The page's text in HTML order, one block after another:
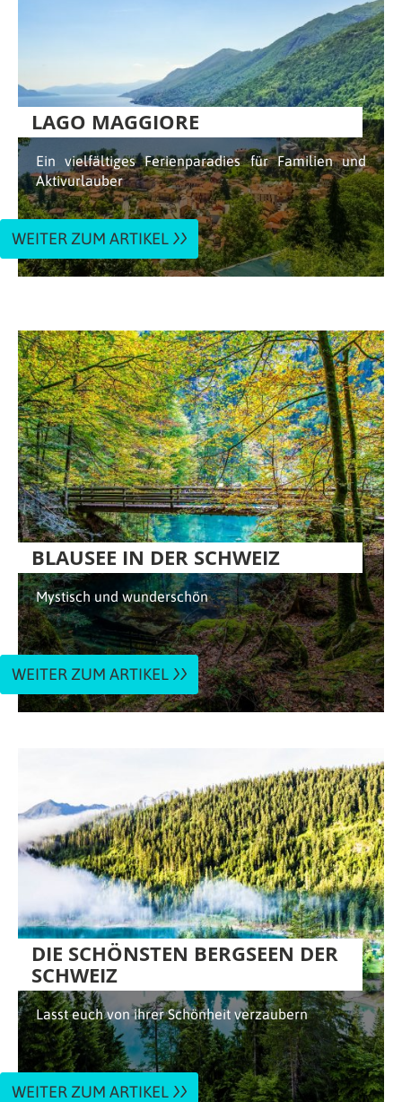
LAGO MAGGIORE
Ein vielfältiges Ferienparadies für Familien und
Aktivurlauber
WEITER ZUM ARTIKEL
BLAUSEE IN DER SCHWEIZ
Mystisch und wunderschön
WEITER ZUM ARTIKEL
DIE SCHÖNSTEN BERGSEEN DER
SCHWEIZ
Lasst euch von ihrer Schönheit verzaubern
WEITER ZUM ARTIKEL